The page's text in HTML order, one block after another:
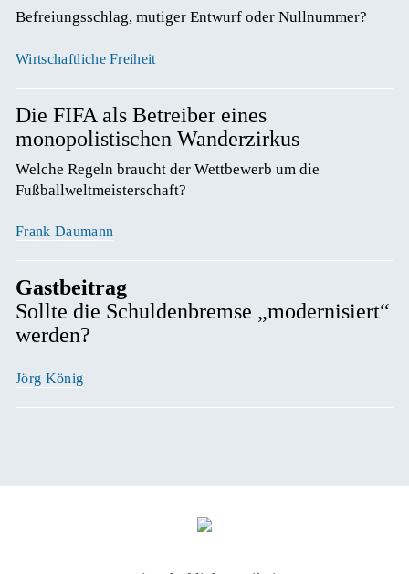
Befreiungsschlag, mutiger Entwurf oder Nullnummer?
Wirtschaftliche Freiheit
Die FIFA als Betreiber eines
monopolistischen Wanderzirkus
Welche Regeln braucht der Wettbewerb um die
Fußballweltmeisterschaft?
Frank Daumann
Gastbeitrag
Sollte die Schuldenbremse „modernisiert“
werden?
Jörg König